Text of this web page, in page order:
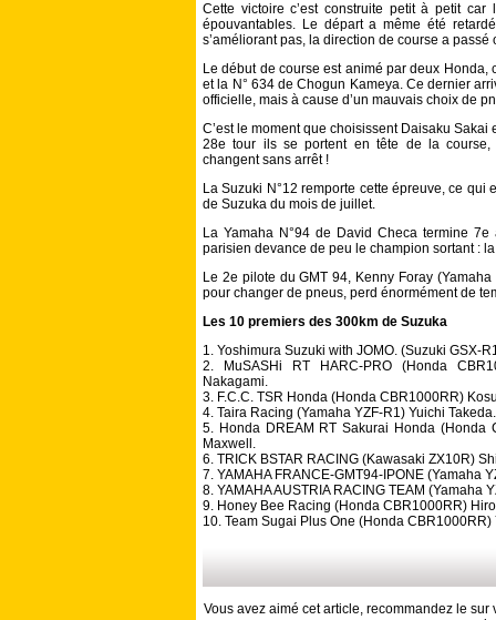
Cette victoire c’est construite petit à petit
épouvantables. Le départ a même été
s’améliorant pas, la direction de course a passé
Le début de course est animé par deux Honda,
et la N° 634 de Chogun Kameya. Ce dernier
officielle, mais à cause d’un mauvais choix de
C’est le moment que choisissent Daisaku Sakai
28e tour ils se portent en tête de la course,
changent sans arrêt !
La Suzuki N°12 remporte cette épreuve, ce qui
de Suzuka du mois de juillet.
La Yamaha N°94 de David Checa termine
parisien devance de peu le champion sortant :
Le 2e pilote du GMT 94, Kenny Foray
pour changer de pneus, perd énormément de
Les 10 premiers des 300km de Suzuka
1. Yoshimura Suzuki with JOMO. (Suzuki GSX-
2. MuSASHi RT HARC-PRO (Honda
Nakagami.
3. F.C.C. TSR Honda (Honda CBR1000RR)
4. Taira Racing (Yamaha YZF-R1) Yuichi Takeda.
5. Honda DREAM RT Sakurai Honda (Honda
Maxwell.
6. TRICK BSTAR RACING (Kawasaki ZX10R)
7. YAMAHA FRANCE-GMT94-IPONE (Yamaha
8. YAMAHA AUSTRIA RACING TEAM (Yamaha
9. Honey Bee Racing (Honda CBR1000RR)
10. Team Sugai Plus One (Honda CBR1000RR)
Vous avez aimé cet article, recommandez le